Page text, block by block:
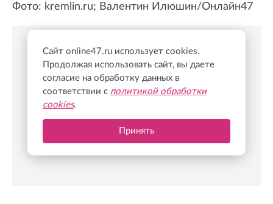
Фото: kremlin.ru; Валентин Илюшин/Онлайн47
Новости Online47- в Telegram быстрее🚀
https://t.me/online47news
Сайт online47.ru использует cookies.
Продолжая использовать сайт, вы даете
согласие на обработку данных в
соответствии с политикой обработки
cookies.
Принять